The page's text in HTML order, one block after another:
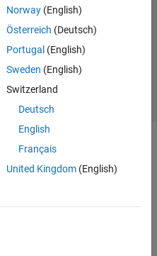
Norway(English)
Österreich (Deutsch)
Portugal (English)
Sweden (English)
Switzerland
Deutsch
English
Français
United Kingdom(English)
von Anwendungen
Website auswählen
Deutschland